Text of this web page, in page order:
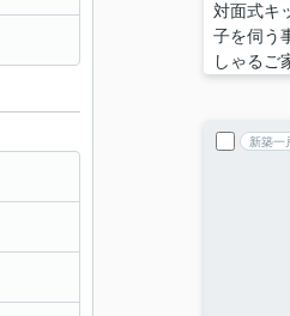
対面式キ
子を伺う
しゃるご
新築一